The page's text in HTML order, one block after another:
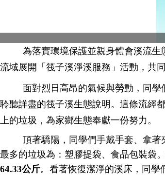
為落實環境保護並親身體會溪流
流域展開「筏子溪淨溪服務」活動，共
面對烈日高昂的氣候與勞動，同
聆聽詳盡的筏子溪生態說明。這條流經
上的垃圾，為家鄉生態奉獻一份努力。
頂著驕陽，同學們手戴手套、拿
最多的垃圾為：塑膠提袋、食品包裝袋
64.33公斤。看著恢復潔淨的溪床，同